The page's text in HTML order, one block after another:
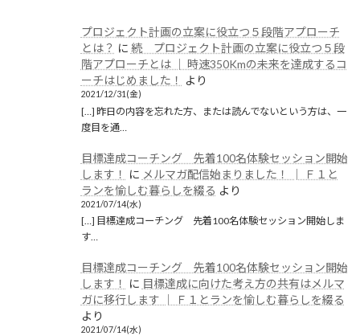
プロジェクト計画の立案に役立つ５段階アプローチ
とは？ に 続 プロジェクト計画の立案に役立つ５段
階アプローチとは │ 時速350Kmの未来を達成するコ
ーチはじめました！
より
2021/12/31(金)
[…] 昨日の内容を忘れた方、または読んでないという方は、一
度目を通…
目標達成コーチング 先着100名体験セッション開始
します！
に メルマガ配信始まりました！ │ Ｆ１と
ランを愉しむ暮らしを綴る より
2021/07/14(水)
[…] 目標達成コーチング 先着100名体験セッション開始しま
す…
目標達成コーチング 先着100名体験セッション開始
します！
に 目標達成に向けた考え方の共有はメルマ
ガに移行します │ Ｆ１とランを愉しむ暮らしを綴る
より
2021/07/14(水)